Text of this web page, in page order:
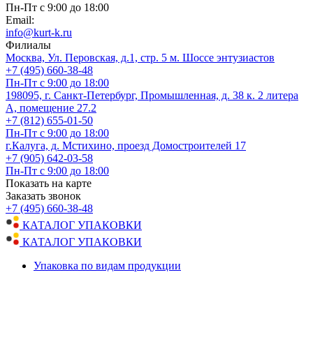
Пн-Пт с 9:00 до 18:00
Email:
info@kurt-k.ru
Филиалы
Москва, Ул. Перовская, д.1, стр. 5 м. Шоссе энтузиастов
+7 (495) 660-38-48
Пн-Пт с 9:00 до 18:00
198095, г. Санкт-Петербург, Промышленная, д. 38 к. 2 литера
А, помещение 27.2
+7 (812) 655-01-50
Пн-Пт с 9:00 до 18:00
г.Калуга, д. Мстихино, проезд Домостроителей 17
+7 (905) 642-03-58
Пн-Пт с 9:00 до 18:00
Показать на карте
Заказать звонок
+7 (495) 660-38-48
КАТАЛОГ УПАКОВКИ
КАТАЛОГ УПАКОВКИ
Упаковка по видам продукции